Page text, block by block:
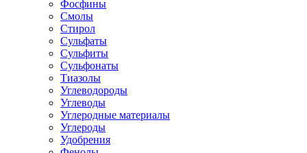
Фосфины
Смолы
Стирол
Сульфаты
Сульфиты
Сульфонаты
Тиазолы
Углеводороды
Углеводы
Углеродные материалы
Углероды
Удобрения